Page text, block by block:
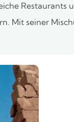
Restaurants
Mit seiner